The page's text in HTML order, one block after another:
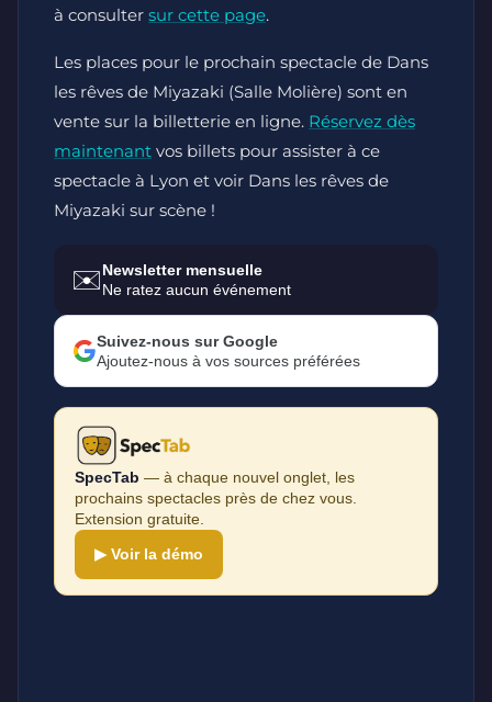
à consulter sur cette page.
Les places pour le prochain spectacle de Dans
les rêves de Miyazaki (Salle Molière) sont en
vente sur la billetterie en ligne. Réservez dès
maintenant vos billets pour assister à ce
spectacle à Lyon et voir Dans les rêves de
Miyazaki sur scène !
✉️Newsletter mensuelle
Ne ratez aucun événement
Suivez-nous sur Google
Ajoutez-nous à vos sources préférées
SpecTab — à chaque nouvel onglet, les
prochains spectacles près de chez vous.
Extension gratuite.
▶ Voir la démo